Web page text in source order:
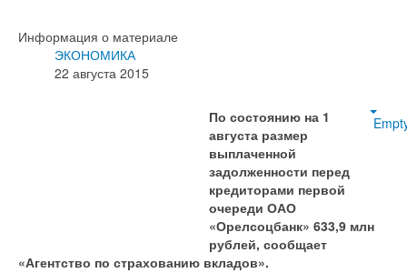
Информация о материале
ЭКОНОМИКА
22 августа 2015
По состоянию на 1
августа размер
выплаченной
задолженности перед
кредиторами первой
очереди ОАО
«Орелсоцбанк» 633,9 млн
рублей, сообщает
«Агентство по страхованию вкладов».